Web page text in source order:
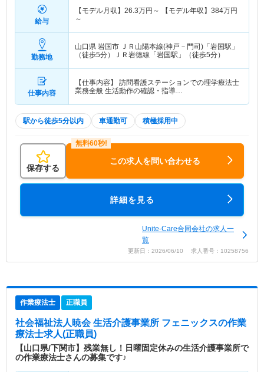
給与
【モデル月収】 26.3万円～ 【モデル年収】 384万円
～
勤務地
山口県 岩国市
ＪＲ山陽本線(神戸－門司)「岩国駅」
（徒歩5分）ＪＲ岩徳線「岩国駅」（徒歩5分）
仕事内容
【仕事内容】 訪問看護ステーションでの理学療法士
業務全般 生活動作の確認・指導…
駅から徒歩5分以内 車通勤可 積極採用中
保存する
この求人を問い合わせる
詳細を見る
Unite‐Care合同会社の求人一
覧
更新日：2026/06/10 求人番号：10258756
作業療法士 正職員
社会福祉法人暁会 生活介護事業所 フェニックスの作業
療法士求人(正職員)
【山口県/下関市】残業無し！日曜固定休みの生活介護事業所で
の作業療法士さんの募集です♪